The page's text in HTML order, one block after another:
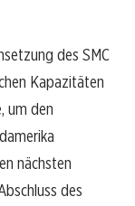
des SMC
Kapazitäten
um den
nächsten
des